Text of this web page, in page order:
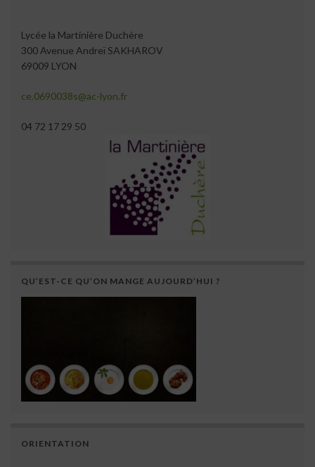
Lycée la Martinière Duchère
300 Avenue Andreï SAKHAROV
69009 LYON
ce.0690038s@ac-lyon.fr
04 72 17 29 50
QU’EST-CE QU’ON MANGE AUJOURD’HUI ?
ORIENTATION